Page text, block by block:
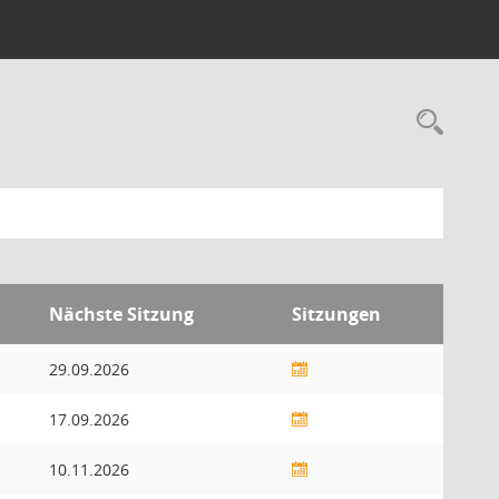
Nächste Sitzung Sitzungen
29.09.2026
17.09.2026
10.11.2026